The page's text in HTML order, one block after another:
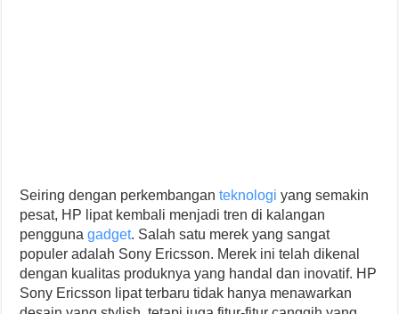
Seiring dengan perkembanganteknologi yang semakin
pesat, HP lipat kembali menjadi tren di kalangan
penggunagadget. Salah satu merek yang sangat
populer adalah Sony Ericsson. Merek ini telah dikenal
dengan kualitas produknya yang handal dan inovatif. HP
Sony Ericsson lipat terbaru tidak hanya menawarkan